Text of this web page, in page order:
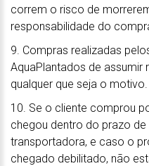
correm o risco de
responsabilidade do
9. Compras realizadas
AquaPlantados de assumir
qualquer que seja o motivo.
10. Se o cliente comprou
chegou dentro do prazo
transportadora, e caso o
chegado debilitado, não